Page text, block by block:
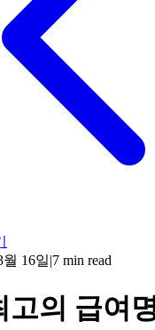
월 16일|7 min read
고의 급여